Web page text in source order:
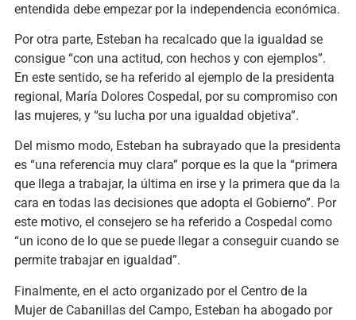
entendida debe empezar por la independencia económica.
Por otra parte, Esteban ha recalcado que la igualdad se
consigue “con una actitud, con hechos y con ejemplos”.
En este sentido, se ha referido al ejemplo de la presidenta
regional, María Dolores Cospedal, por su compromiso con
las mujeres, y “su lucha por una igualdad objetiva”.
Del mismo modo, Esteban ha subrayado que la presidenta
es “una referencia muy clara” porque es la que la “primera
que llega a trabajar, la última en irse y la primera que da la
cara en todas las decisiones que adopta el Gobierno”. Por
este motivo, el consejero se ha referido a Cospedal como
“un icono de lo que se puede llegar a conseguir cuando se
permite trabajar en igualdad”.
Finalmente, en el acto organizado por el Centro de la
Mujer de Cabanillas del Campo, Esteban ha abogado por